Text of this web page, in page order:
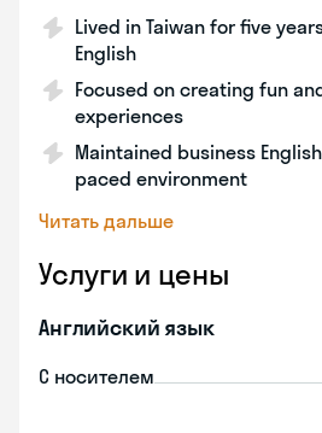
Lived in Taiwan for five
English
Focused on creating fun
experiences
Maintained business
paced environment
Читать дальше
Услуги и цены
Английский язык
С носителем